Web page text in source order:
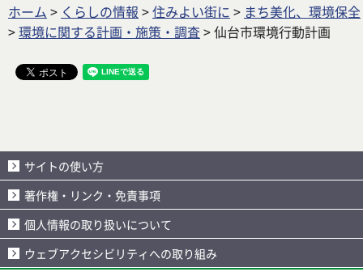
ホーム > くらしの情報 >住みよい街に > まち美化、環境保全
>環境に関する計画・施策・調査> 仙台市環境行動計画
サイトの使い方
著作権・リンク・免責事項
個人情報の取り扱いについて
ウェブアクセシビリティへの取り組み